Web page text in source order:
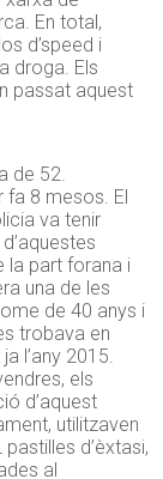
En total,
d’speed i
droga. Els
passat aquest
de 52.
fa 8 mesos. El
va tenir
la part forana i
una de les
de 40 anys i
trobava en
l’any 2015.
els
d’aquest
utilitzaven
d’èxtasi,
al